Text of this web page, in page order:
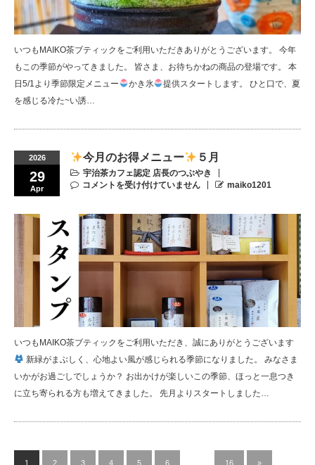
いつもMAIKO茶ブティックをご利用いただきありがとうございます。 今年
もこの季節がやってきました。 皆さま、お待ちかねの商品の登場です。 本
日5/1より季節限定メニュー
かき氷
提供スタートします。 ひと口で、夏
を感じる冷た~い誘…
2026
29
Apr
今月のお得メニュー ５月
宇治茶カフェ認定 店長のつぶやき
コメントを受け付けていません
maiko1201
いつもMAIKO茶ブティックをご利用いただき、誠にありがとうございます
新緑がまぶしく、心地よい風が感じられる季節になりました。 みなさま
いかがお過ごしでしょうか？ お出かけが楽しいこの季節、ほっと一息つき
に立ち寄られる方も増えてきました。 先月よりスタートしました…
1 2 3 4 5 6 16 »